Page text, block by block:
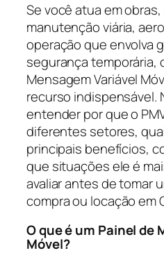
Se você atua em
manutenção viária,
operação que envolva
segurança temporária,
Mensagem Variável
recurso indispensável.
entender por que o
diferentes setores,
principais benefícios,
que situações ele é
avaliar antes de tomar
compra ou locação em
O que é um Painel de
Móvel?